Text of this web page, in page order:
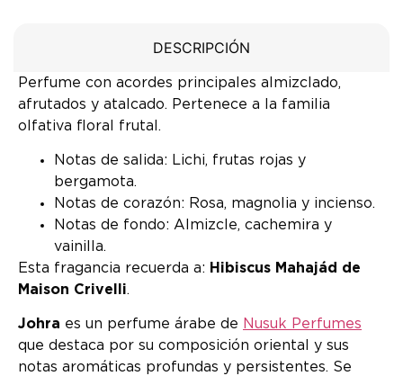
DESCRIPCIÓN
Perfume con acordes principales almizclado,
afrutados y atalcado. Pertenece a la familia
olfativa floral frutal.
Notas de salida: Lichi, frutas rojas y
bergamota.
Notas de corazón: Rosa, magnolia y incienso.
Notas de fondo: Almizcle, cachemira y
vainilla.
Esta fragancia recuerda a: Hibiscus Mahajád de
Maison Crivelli.
Johra es un perfume árabe de Nusuk Perfumes
que destaca por su composición oriental y sus
notas aromáticas profundas y persistentes. Se